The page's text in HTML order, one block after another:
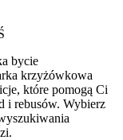
bycie
krzyżówkowa
które pomogą Ci
i rebusów. Wybierz